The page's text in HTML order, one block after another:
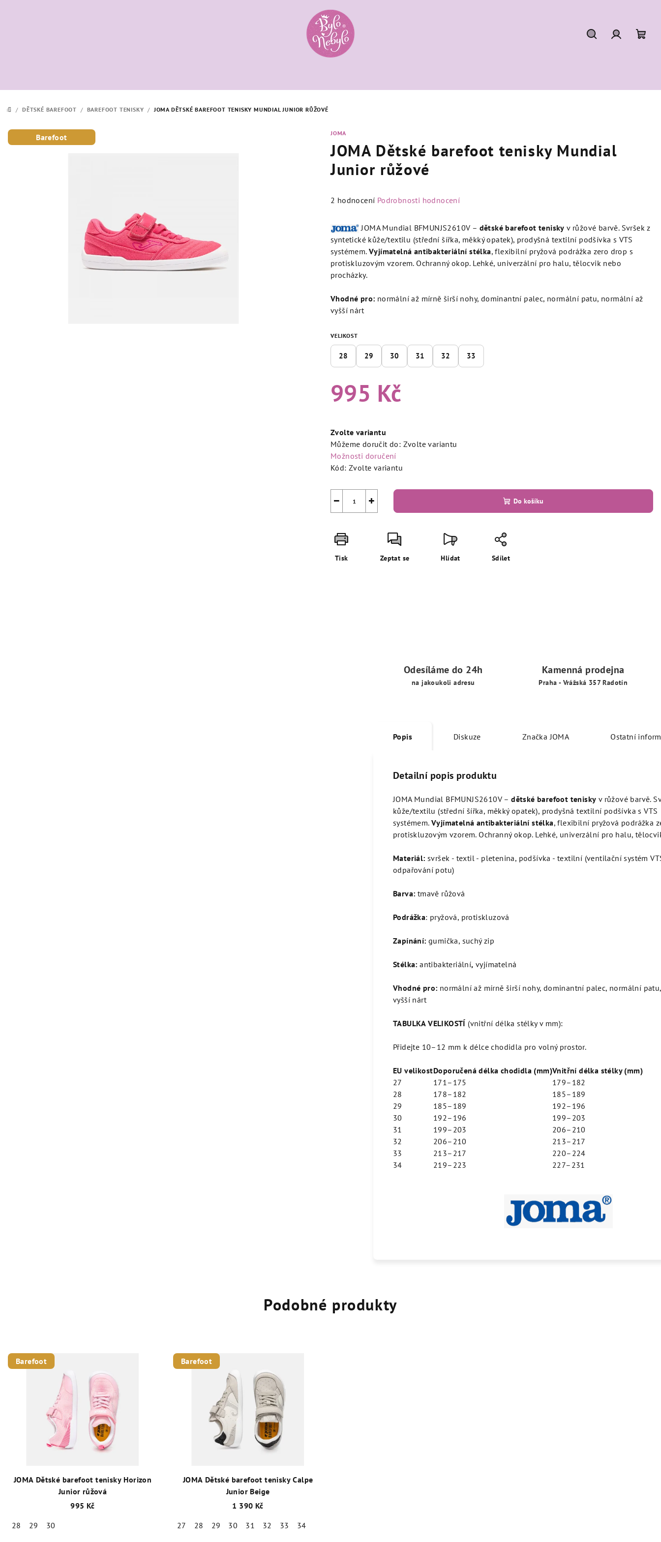
DOMŮ
/ DĚTSKÉ BAREFOOT / BAREFOOT TENISKY / JOMA DĚTSKÉ BAREFOOT TENISKY MUNDIAL JUNIOR RŮŽOVÉ
JOMA
JOMA Dětské barefoot tenisky Mundial
Junior růžové
Průměrné
produktu
je
5,0
5
hvězdiček.
2 hodnocení Podrobnosti hodnocení
JOMA Mundial BFMUNJS2610V – dětské barefoot tenisky v růžové barvě. Svršek z
syntetické kůže/textilu (střední šířka, měkký opatek), prodyšná textilní podšívka s VTS
systémem.Vyjímatelná antibakteriální stélka, flexibilní pryžová podrážka zero drop s
protiskluzovým vzorem. Ochranný okop. Lehké, univerzální pro halu, tělocvik nebo
procházky.
Vhodné pro: normální až mírně širší nohy, dominantní palec, normální patu, normální až
vyšší nárt
VELIKOST
28 29 30 31 32 33
995 Kč
cena:
Zvolte variantu
Můžeme doručit do: Zvolte variantu
Možnosti doručení
Kód: Zvolte variantu
+
− Do košíku
Tisk Zeptat se Hlídat Sdílet
Barefoot
Odesíláme do 24h
na jakoukoli adresu
Kamenná prodejna
Praha - Vrážská 357 Radotín
Popis Diskuze Značka JOMA Ostatní
Detailní popis produktu
JOMA Mundial BFMUNJS2610V –dětské barefoot tenisky v růžové barvě.
kůže/textilu (střední šířka, měkký opatek), prodyšná textilní podšívka s VTS
systémem.Vyjímatelná antibakteriální stélka, flexibilní pryžová podrážka
protiskluzovým vzorem. Ochranný okop. Lehké, univerzální pro halu,
Materiál: svršek - textil - pletenina, podšívka -textilní (ventilační systém
odpařování potu)
Barva: tmavě růžová
Podrážka: pryžová, protiskluzová
Zapínání: gumička, suchý zip
Stélka: antibakteriální, vyjímatelná
Vhodné pro: normální až mírně širší nohy, dominantní palec, normální
vyšší nárt
TABULKA VELIKOSTÍ (vnitřní délka stélky v mm):
Přidejte 10–12 mm k délce chodidla pro volný prostor.
EU velikostDoporučená délka chodidla (mm)Vnitřní délka stélky (mm)
27
171–175
179–182
28
178–182
185–189
29
185–189
192–196
30
192–196
199–203
31
199–203
206–210
32
206–210
213–217
33
213–217
220–224
34
219–223 227–231
Podobné produkty
Barefoot
JOMA Dětské barefoot tenisky Horizon
Junior růžová
995 Kč
28
29 30
Barefoot
JOMA Dětské barefoot tenisky Calpe
Junior Beige
1 390 Kč
27
28 29 30 31 32 33 34